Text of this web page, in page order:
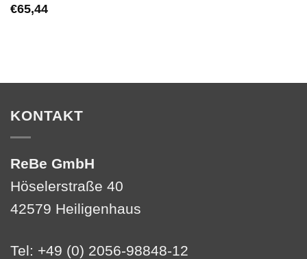
€65,44
KONTAKT
ReBe GmbH
Höselerstraße 40
42579 Heiligenhaus
Tel: +49 (0) 2056-98848-12